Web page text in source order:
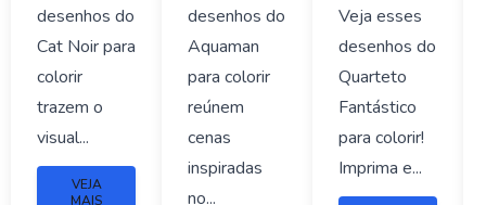
desenhos do
Cat Noir para
colorir
trazem o
visual...
VEJA
MAIS
desenhos do
Aquaman
para colorir
reúnem
cenas
inspiradas
no...
Veja esses
desenhos do
Quarteto
Fantástico
para colorir!
Imprima e...